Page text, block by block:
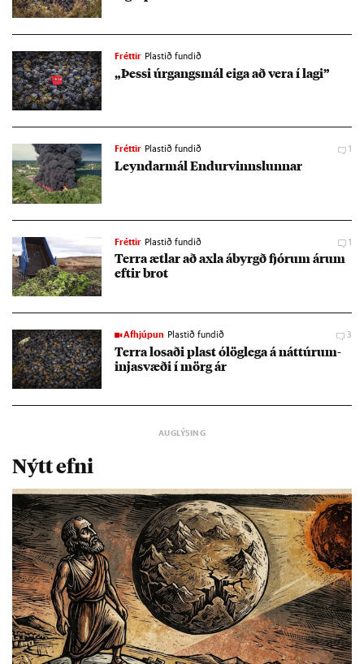
Fréttir Plastið fundið
„Þessi úr­gangs­mál eiga að vera í lagi”
Fréttir Plastið fundið 1
Leynd­ar­mál End­ur­vinnsl­unn­ar
Fréttir Plastið fundið 1
Terra ætl­ar að axla ábyrgð fjór­um ár­um
eft­ir brot
Afhjúpun Plastið fundið 3
Terra los­aði plast ólög­lega á nátt­úru­m­
inja­svæði í mörg ár
Nýtt efni